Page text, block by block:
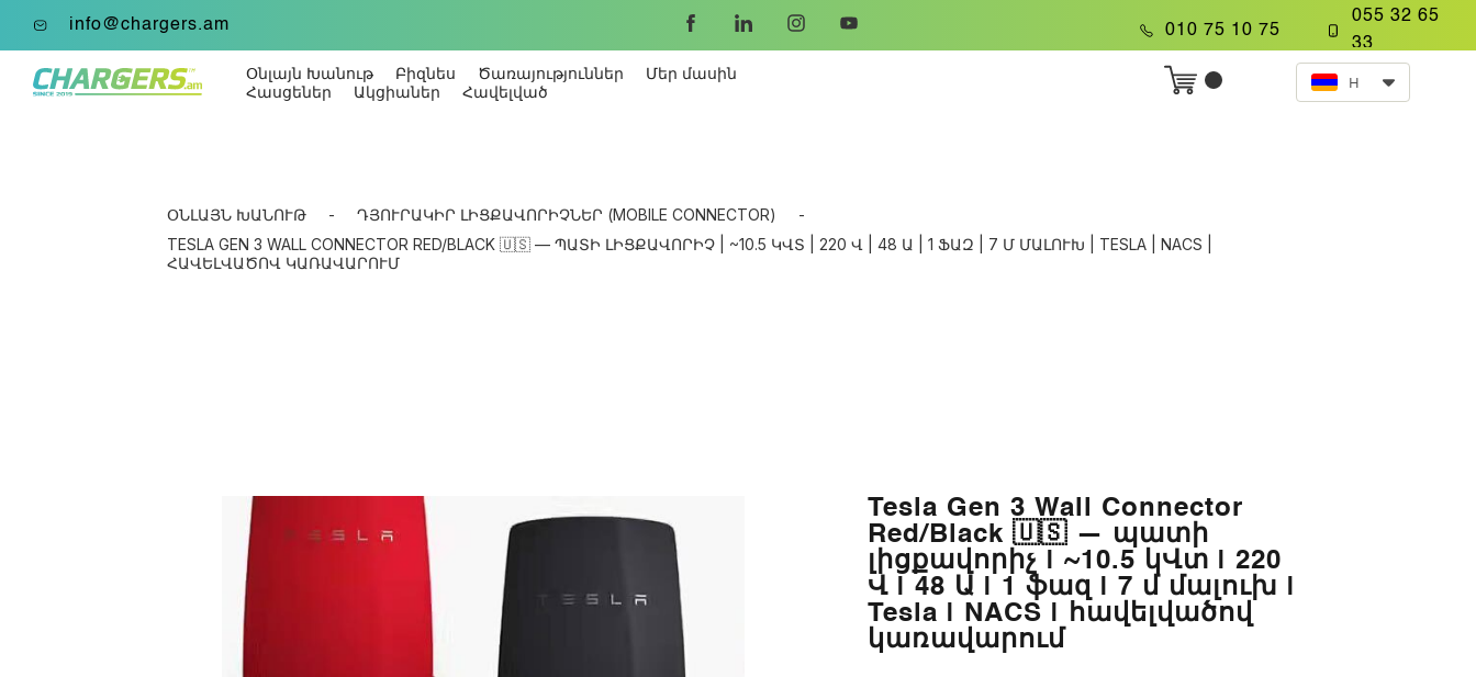
info@chargers.am 010 75 10 75
055 32 65
33
Օնլայն Խանութ Բիզնես Ծառայություններ
Մեր մասին
Հասցեներ
Ակցիաներ Հավելված
ՕՆԼԱՅՆ ԽԱՆՈՒԹ - ԴՅՈՒՐԱԿԻՐ ԼԻՑՔԱՎՈՐԻՉՆԵՐ (MOBILE CONNECTOR)
-
TESLA GEN 3 WALL CONNECTOR RED/BLACK 🇺🇸 — ՊԱՏԻ ԼԻՑՔԱՎՈՐԻՉ | ~10.5 ԿՎՏ | 220 Վ | 48 Ա | 1 ՖԱԶ | 7 Մ ՄԱԼՈՒԽ | TESLA | NACS |
ՀԱՎԵԼՎԱԾՈՎ ԿԱՌԱՎԱՐՈՒՄ
Tesla Gen 3 Wall Connector
Red/Black 🇺🇸 — պատի
լիցքավորիչ | ~10.5 կՎտ | 220
Վ | 48 Ա | 1 ֆազ | 7 մ մալուխ |
Tesla | NACS | հավելվածով
կառավարում